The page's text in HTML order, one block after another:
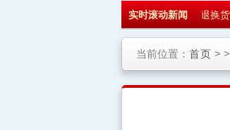
实时滚动新闻
苏宁易购对制热有问题的空调不予退换货
当前位置： 首页 > >